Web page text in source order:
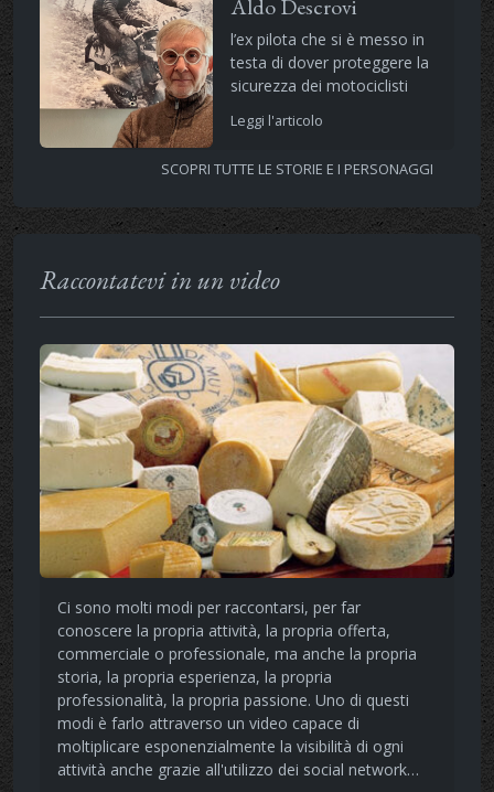
Aldo Descrovi
l’ex pilota che si è messo in
testa di dover proteggere la
sicurezza dei motociclisti
Leggi l'articolo
SCOPRI TUTTE LE STORIE E I PERSONAGGI
Raccontatevi in un video
Ci sono molti modi per raccontarsi, per far
conoscere la propria attività, la propria offerta,
commerciale o professionale, ma anche la propria
storia, la propria esperienza, la propria
professionalità, la propria passione. Uno di questi
modi è farlo attraverso un video capace di
moltiplicare esponenzialmente la visibilità di ogni
attività anche grazie all'utilizzo dei social network…